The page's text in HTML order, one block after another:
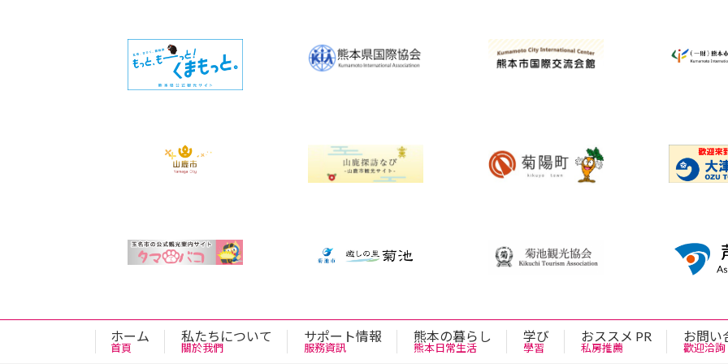
ホーム
首頁
私たちについて
關於我們
サポート情報
服務資訊
熊本の暮らし
熊本日常生活
学び
學習
おススメ PR
私房推薦
お問い
歡迎洽詢